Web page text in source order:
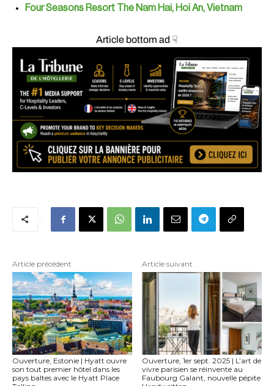
Four Seasons Resort The Nam Hai, Hoi An, Vietnam
Article bottom ad ☟
Article précédent
Ouverture, Estonie | Hyatt ouvre
son tout premier hôtel dans les
pays baltes avec le Hyatt Place
Article suivant
Ouverture, 1er sept. 2025 | L’art de
vivre parisien se réinvente au
Faubourg Galant, nouvelle pépite